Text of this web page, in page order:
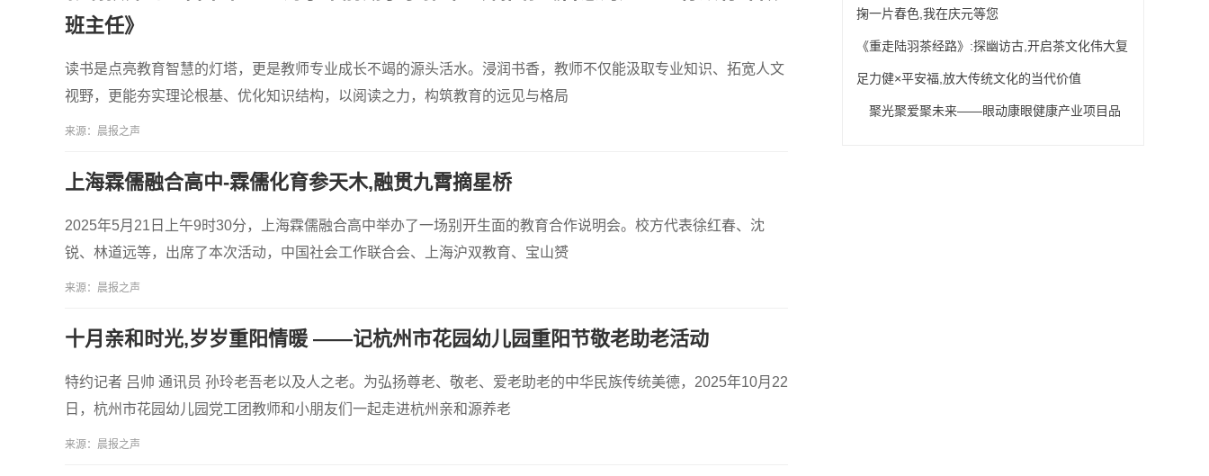
班主任》
读书是点亮教育智慧的灯塔，更是教师专业成长不竭的源头活水。浸润书香，教师不仅能汲取专业知识、拓宽人文
视野，更能夯实理论根基、优化知识结构，以阅读之力，构筑教育的远见与格局
来源：晨报之声
上海霖儒融合高中-霖儒化育参天木,融贯九霄摘星桥
2025年5月21日上午9时30分，上海霖儒融合高中举办了一场别开生面的教育合作说明会。校方代表徐红春、沈
锐、林道远等，出席了本次活动，中国社会工作联合会、上海沪双教育、宝山赟
来源：晨报之声
十月亲和时光,岁岁重阳情暖 ——记杭州市花园幼儿园重阳节敬老助老活动
特约记者 吕帅 通讯员 孙玲老吾老以及人之老。为弘扬尊老、敬老、爱老助老的中华民族传统美德，2025年10月22
日，杭州市花园幼儿园党工团教师和小朋友们一起走进杭州亲和源养老
来源：晨报之声
掬一片春色,我在庆元等您
《重走陆羽茶经路》:探幽访古,开启茶文化伟大复
兴征程
足力健×平安福,放大传统文化的当代价值
聚光聚爱聚未来——眼动康眼健康产业项目品